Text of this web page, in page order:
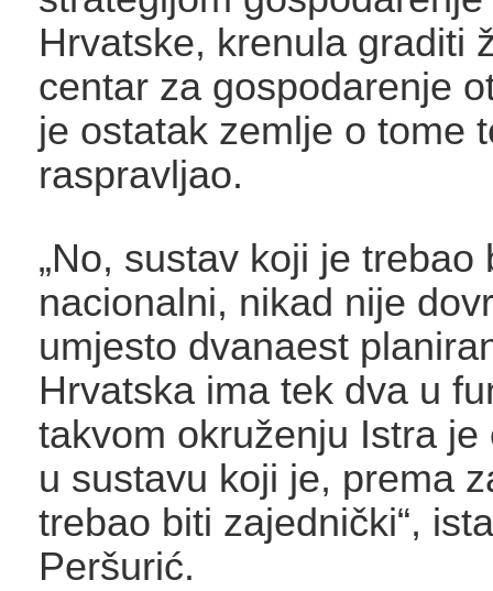
Hrvatske, krenula graditi
centar za gospodarenje
je ostatak zemlje o tome
raspravljao.
„No, sustav koji je trebao
nacionalni, nikad nije
umjesto dvanaest
Hrvatska ima tek dva u
takvom okruženju Istra je
u sustavu koji je, prema
trebao biti zajednički“,
Peršurić.